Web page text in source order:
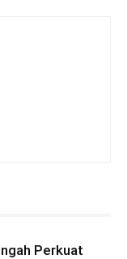
Perkuat